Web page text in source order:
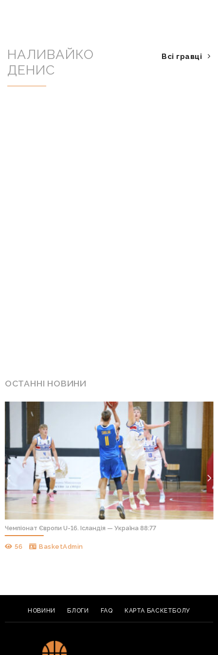
НАЛИВАЙКО
ДЕНИС
Всі гравці
ОСТАННІ НОВИНИ
Чемпіонат Європи U-16. Ісландія — Україна 88:77
56 BasketAdmin
НОВИНИ БЛОГИ FAQ КАРТА БАСКЕТБОЛУ